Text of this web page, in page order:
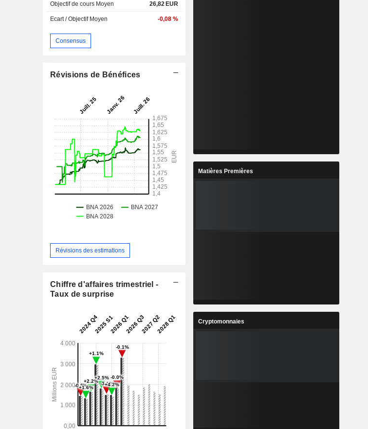
Objectif de cours Moyen 26,82 EUR
Ecart / Objectif Moyen -0,08 %
Consensus
Révisions de Bénéfices
Révisions des estimations
Chiffre d'affaires trimestriel -
Taux de surprise
Matières Premières
Cryptomonnaies